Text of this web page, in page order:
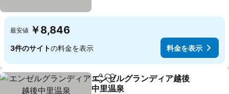
最安値 ￥8,846
3件のサイトの料金を表示 料金を表示
シェアお気に入りに追加
エンゼルグランディア越後
中里温泉